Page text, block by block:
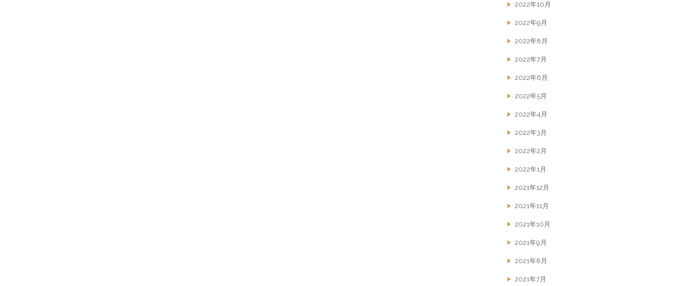
2022年10月
2022年9月
2022年8月
2022年7月
2022年6月
2022年5月
2022年4月
2022年3月
2022年2月
2022年1月
2021年12月
2021年11月
2021年10月
2021年9月
2021年8月
2021年7月